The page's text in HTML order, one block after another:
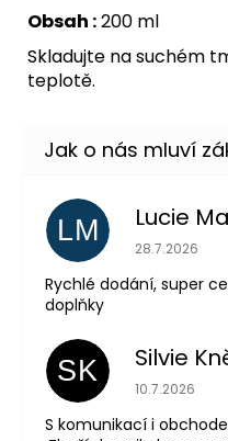
Obsah :200 ml
Skladujte na suchém
teplotě.
LM Lucie
Hodnocení
28.7.2026
Rychlé dodání, super
doplňky
SK Silvie
Hodnocení
10.7.2026
S komunikací i